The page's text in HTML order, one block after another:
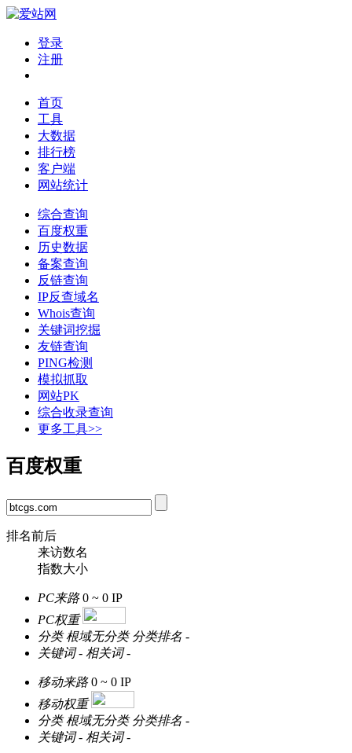
登录
注册
首页
工具
大数据
排行榜
客户端
网站统计
综合查询
百度权重
历史数据
备案查询
反链查询
IP反查域名
Whois查询
关键词挖掘
友链查询
PING检测
模拟抓取
网站PK
综合收录查询
更多工具>>
百度权重
排名前后
来访数名
指数大小
PC来路 0 ~ 0 IP
PC权重
分类 根域无分类 分类排名 -
关键词 - 相关词 -
移动来路 0 ~ 0 IP
移动权重
分类 根域无分类 分类排名 -
关键词 - 相关词 -